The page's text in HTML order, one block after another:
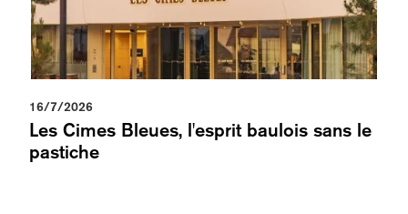
16/7/2026
Les Cimes Bleues, l'esprit baulois sans le
pastiche